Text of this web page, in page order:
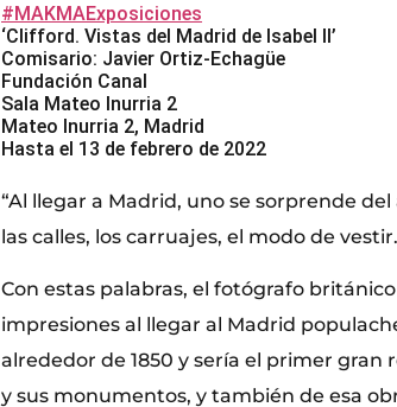
#MAKMAExposiciones
‘Clifford. Vistas del Madrid de Isabel II’
Comisario: Javier Ortiz-Echagüe
Fundación Canal
Sala Mateo Inurria 2
Mateo Inurria 2, Madrid
Hasta el 13 de febrero de 2022
“Al llegar a Madrid, uno se sorprende
las calles, los carruajes, el modo de
Con estas palabras, el fotógrafo
impresiones al llegar al Madrid
alrededor de 1850 y sería el primer
y sus monumentos, y también de esa